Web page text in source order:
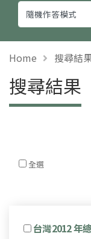
Home 搜尋結
搜尋結果
全選
台灣2012 年